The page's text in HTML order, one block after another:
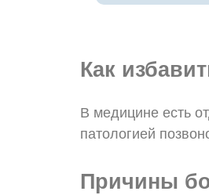
Как
В медицине есть
патологией
Причины